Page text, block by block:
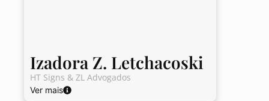
Izadora Z. Letchacoski
HT Signs & ZL Advogados
Ver mais